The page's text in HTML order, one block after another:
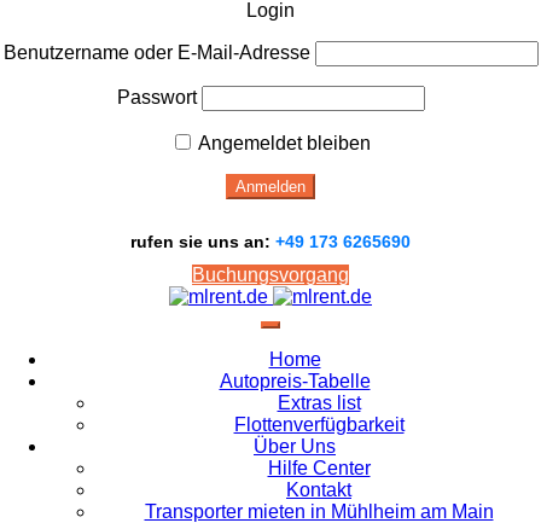
Login
Benutzername oder E-Mail-Adresse
Passwort
Angemeldet bleiben
rufen sie uns an: +49 173 6265690
Buchungsvorgang
Home
Autopreis-Tabelle
Extras list
Flottenverfügbarkeit
Über Uns
Hilfe Center
Kontakt
Transporter mieten in Mühlheim am Main